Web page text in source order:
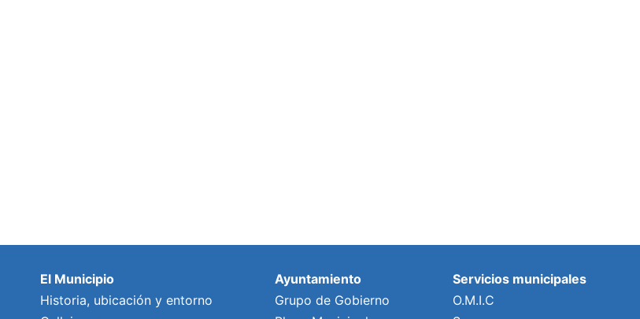
El Municipio
Historia, ubicación y entorno
Ayuntamiento
Grupo de Gobierno
Servicios municipales
O.M.I.C